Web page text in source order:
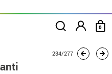
0
Gruppo di Re Magi eleganti
234/277